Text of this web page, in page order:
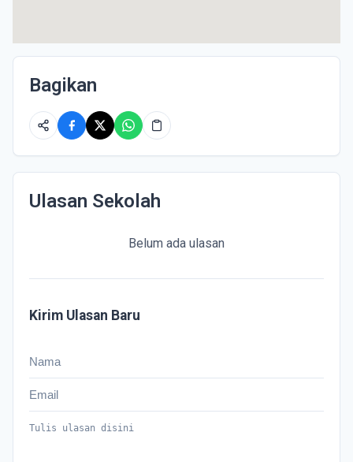
Bagikan
Ulasan Sekolah
Belum ada ulasan
Kirim Ulasan Baru